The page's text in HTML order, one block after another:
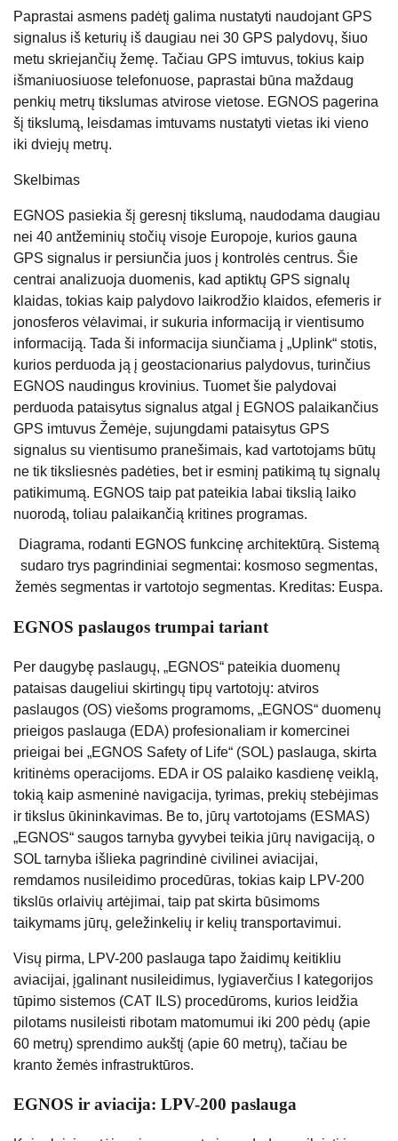
Paprastai asmens padėtį galima nustatyti naudojant GPS
signalus iš keturių iš daugiau nei 30 GPS palydovų, šiuo
metu skriejančių žemę. Tačiau GPS imtuvus, tokius kaip
išmaniuosiuose telefonuose, paprastai būna maždaug
penkių metrų tikslumas atvirose vietose. EGNOS pagerina
šį tikslumą, leisdamas imtuvams nustatyti vietas iki vieno
iki dviejų metrų.
Skelbimas
EGNOS pasiekia šį geresnį tikslumą, naudodama daugiau
nei 40 antžeminių stočių visoje Europoje, kurios gauna
GPS signalus ir persiunčia juos į kontrolės centrus. Šie
centrai analizuoja duomenis, kad aptiktų GPS signalų
klaidas, tokias kaip palydovo laikrodžio klaidos, efemeris ir
jonosferos vėlavimai, ir sukuria informaciją ir vientisumo
informaciją. Tada ši informacija siunčiama į „Uplink“ stotis,
kurios perduoda ją į geostacionarius palydovus, turinčius
EGNOS naudingus krovinius. Tuomet šie palydovai
perduoda pataisytus signalus atgal į EGNOS palaikančius
GPS imtuvus Žemėje, sujungdami pataisytus GPS
signalus su vientisumo pranešimais, kad vartotojams būtų
ne tik tiksliesnės padėties, bet ir esminį patikimą tų signalų
patikimumą. EGNOS taip pat pateikia labai tikslią laiko
nuorodą, toliau palaikančią kritines programas.
Diagrama, rodanti EGNOS funkcinę architektūrą. Sistemą
sudaro trys pagrindiniai segmentai: kosmoso segmentas,
žemės segmentas ir vartotojo segmentas. Kreditas: Euspa.
EGNOS paslaugos trumpai tariant
Per daugybę paslaugų, „EGNOS“ pateikia duomenų
pataisas daugeliui skirtingų tipų vartotojų: atviros
paslaugos (OS) viešoms programoms, „EGNOS“ duomenų
prieigos paslauga (EDA) profesionaliam ir komercinei
prieigai bei „EGNOS Safety of Life“ (SOL) paslauga, skirta
kritinėms operacijoms. EDA ir OS palaiko kasdienę veiklą,
tokią kaip asmeninė navigacija, tyrimas, prekių stebėjimas
ir tikslus ūkininkavimas. Be to, jūrų vartotojams (ESMAS)
„EGNOS“ saugos tarnyba gyvybei teikia jūrų navigaciją, o
SOL tarnyba išlieka pagrindinė civilinei aviacijai,
remdamos nusileidimo procedūras, tokias kaip LPV-200
tikslūs orlaivių artėjimai, taip pat skirta būsimoms
taikymams jūrų, geležinkelių ir kelių transportavimui.
Visų pirma, LPV-200 paslauga tapo žaidimų keitikliu
aviacijai, įgalinant nusileidimus, lygiaverčius I kategorijos
tūpimo sistemos (CAT ILS) procedūroms, kurios leidžia
pilotams nusileisti ribotam matomumui iki 200 pėdų (apie
60 metrų) sprendimo aukštį (apie 60 metrų), tačiau be
kranto žemės infrastruktūros.
EGNOS ir aviacija: LPV-200 paslauga